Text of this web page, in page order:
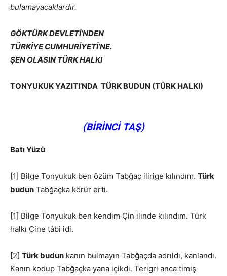
bulamayacaklardır.
GÖKTÜRK DEVLETİ’NDEN
TÜRKİYE CUMHURİYETİ’NE.
ŞEN OLASIN TÜRK HALKI
TONYUKUK YAZITI’NDA TÜRK BUDUN (TÜRK HALKI)
(BİRİNCİ TAŞ)
Batı Yüzü
[1] Bilge Tonyukuk ben özüm Tabğaç ilirige kılındım. Türk
budun Tabğaçka körür erti.
[1] Bilge Tonyukuk ben kendim Çin ilinde kılındım. Türk
halkı Çine tâbi idi.
[2] Türk budun kanın bulmayın Tabğaçda adrıldı, kanlandı.
Kanın kodup Tabğaçka yana içikdi. Terigri anca timiş